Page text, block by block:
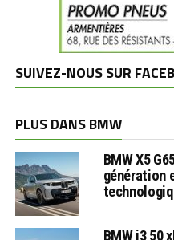
SUIVEZ-NOUS SUR
PLUS DANS BMW
BMW X5
génération
BMW i3 50